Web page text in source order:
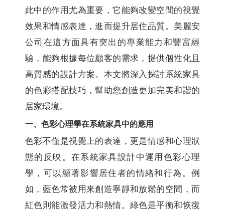
此中的作用尤為重要，它能夠改變空間的視覺
效果和情感表達，進而提升居住品質。美麗安
公司在這方面具有突出的專業能力和豐富經
驗，能夠根據每位顧客的需求，提供個性化且
高質感的設計方案。本文將深入探討系統家具
的色彩搭配技巧，幫助您創造更加完美和諧的
居家環境。
一、色彩心理學在系統家具中的應用
色彩不僅是視覺上的表達，更是情感和心理狀
態的反映。在系統家具設計中運用色彩心理
學，可以顯著影響居住者的情緒和行為。例
如，藍色常被用來創造寧靜和放鬆的空間，而
紅色則能激發活力和熱情。綠色是平衡和恢復